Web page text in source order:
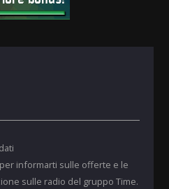
informarti sulle offerte e le
sulle radio del gruppo Time.